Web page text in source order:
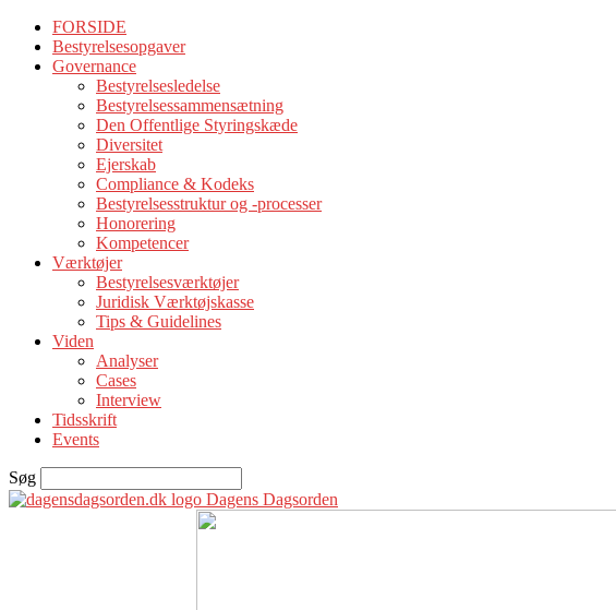
FORSIDE
Bestyrelsesopgaver
Governance
Bestyrelsesledelse
Bestyrelsessammensætning
Den Offentlige Styringskæde
Diversitet
Ejerskab
Compliance & Kodeks
Bestyrelsesstruktur og -processer
Honorering
Kompetencer
Værktøjer
Bestyrelsesværktøjer
Juridisk Værktøjskasse
Tips & Guidelines
Viden
Analyser
Cases
Interview
Tidsskrift
Events
Søg
Dagens Dagsorden